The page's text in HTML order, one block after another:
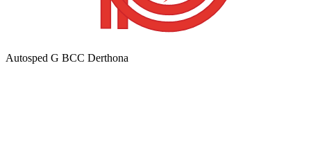
Autosped G BCC Derthona